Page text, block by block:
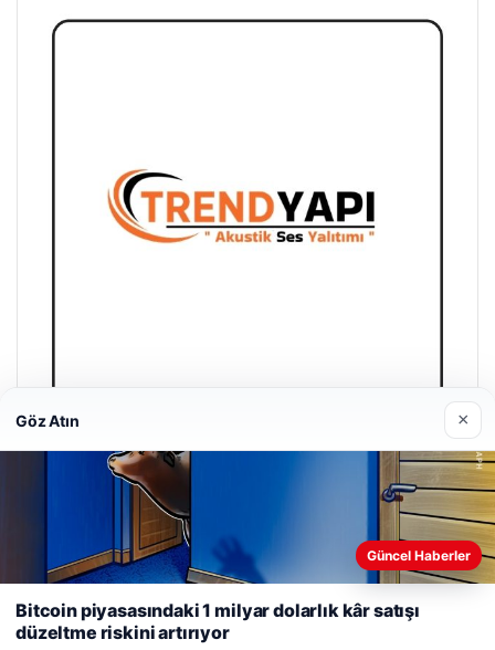
Trend Yapı Akustik
Web sitemizi nasıl kullandığınızı daha iyi anlayabilmek,
kullanıyoruz.Çerez Politikamız
Göz Atın ×
Güncel Haberler
Bitcoin piyasasındaki 1 milyar dolarlık kâr satışı
düzeltme riskini artırıyor